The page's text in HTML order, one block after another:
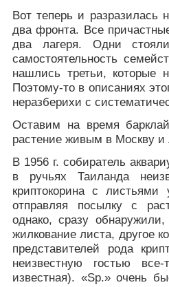
Вот теперь и разразилась
два фронта. Все
два лагеря. Одни
самостоятельность
нашлись третьи,
Поэтому-то в описаниях
неразберихи с
Оставим на время
растение живым в Москву и
В 1956 г. собиратель
в ручьях Таиланда
криптокорина с
отправляя посылку с
однако, сразу
жилкование листа, другое
представителей рода
неизвестную гостью
известная). «Sp.» очень